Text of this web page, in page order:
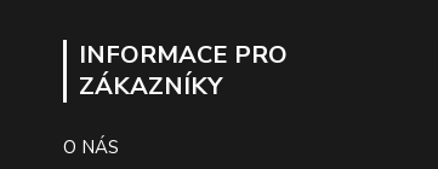
INFORMACE PRO
ZÁKAZNÍKY
O NÁS